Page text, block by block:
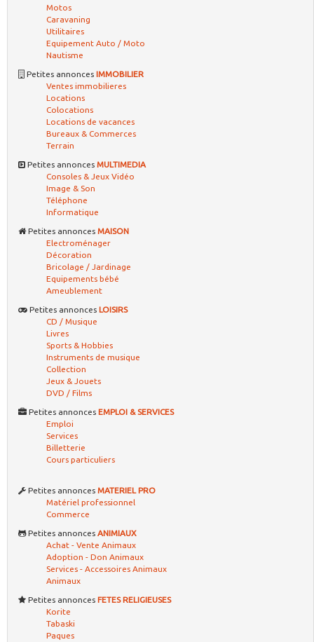
Motos
Caravaning
Utilitaires
Equipement Auto / Moto
Nautisme
Petites annonces IMMOBILIER
Ventes immobilieres
Locations
Colocations
Locations de vacances
Bureaux & Commerces
Terrain
Petites annonces MULTIMEDIA
Consoles & Jeux Vidéo
Image & Son
Téléphone
Informatique
Petites annonces MAISON
Electroménager
Décoration
Bricolage / Jardinage
Equipements bébé
Ameublement
Petites annonces LOISIRS
CD / Musique
Livres
Sports & Hobbies
Instruments de musique
Collection
Jeux & Jouets
DVD / Films
Petites annonces EMPLOI & SERVICES
Emploi
Services
Billetterie
Cours particuliers
Petites annonces MATERIEL PRO
Matériel professionnel
Commerce
Petites annonces ANIMIAUX
Achat - Vente Animaux
Adoption - Don Animaux
Services - Accessoires Animaux
Animaux
Petites annonces FETES RELIGIEUSES
Korite
Tabaski
Paques